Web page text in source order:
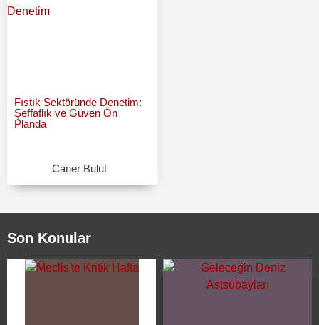
Fıstık Sektöründe Denetim:
Şeffaflık ve Güven Ön
Planda
Caner Bulut
Son Konular